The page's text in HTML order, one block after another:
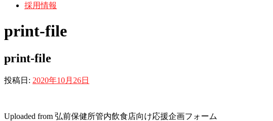
採用情報
print-file
print-file
投稿日: 2020年10月26日
Uploaded from 弘前保健所管内飲食店向け応援企画フォーム